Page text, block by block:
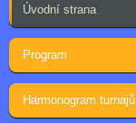
Úvodní strana
Program
Harmonogram turnajů